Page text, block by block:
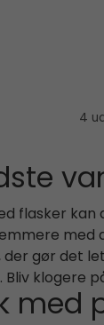
4
flasker
gør det
klogere
med